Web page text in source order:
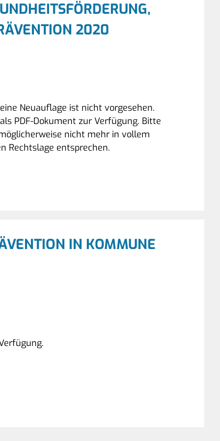
2020
Neuauflage ist nicht vorgesehen.
PDF-Dokument zur Verfügung. Bitte
nicht mehr in vollem
Rechtslage entsprechen.
IN KOMMUNE